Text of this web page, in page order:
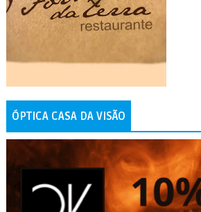
ÓPTICA CASA DA VISÃO